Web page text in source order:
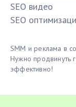
SЕО видео
SЕО
SMM и реклама в
Нужно продвинуть
эффективно!